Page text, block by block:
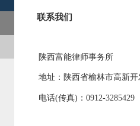
联系我们
陕西富能律师事务所
地址：陕西省榆林市高新
电话(传真)：0912-3285429